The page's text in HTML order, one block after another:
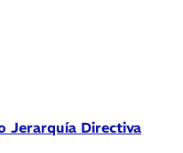
Jerarquía Directiva